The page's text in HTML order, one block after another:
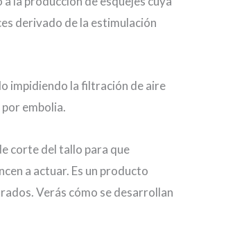
derivado de la estimulación
impidiendo la filtración de aire
embolia.
corte del tallo para que
a actuar. Es un producto
Verás cómo se desarrollan